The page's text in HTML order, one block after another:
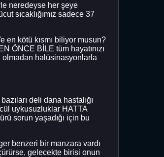
neredeyse her şeye
sıcaklığımız sadece 37
en kötü kısmı biliyor musun?
ÖNCE BİLE tüm hayatınızı
olmadan halüsinasyonlarla
deli dana hastalığı
uykusuzluklar HATTA
sorun yaşadığı için bu
benzeri bir manzara vardı
gelecekte birisi onun